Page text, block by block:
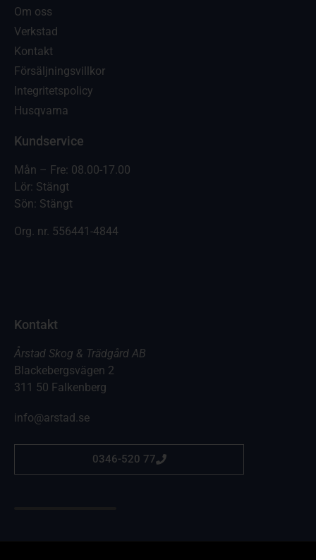
Om oss
Verkstad
Kontakt
Försäljningsvillkor
Integritetspolicy
Husqvarna
Kundservice
Mån – Fre: 08.00-17.00
Lör: Stängt
Sön: Stängt
Org. nr. 556441-4844
Kontakt
Årstad Skog & Trädgård AB
Blackebergsvägen 2
311 50 Falkenberg
info@arstad.se
0346-520 77